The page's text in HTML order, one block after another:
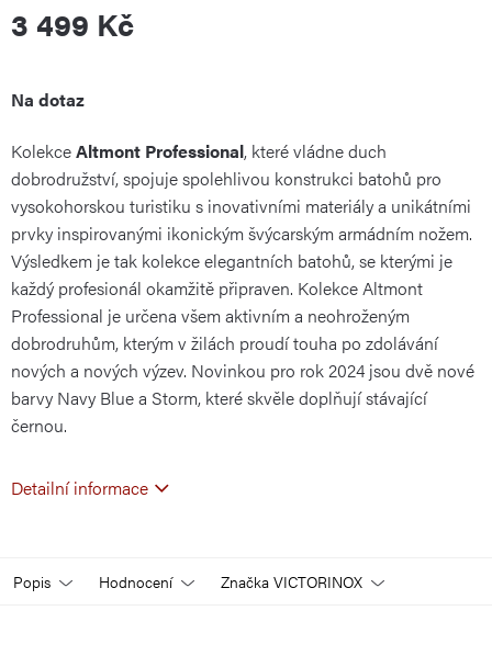
3 499 Kč
Měrná
cena:
Na dotaz
KolekceAltmont Professional, které vládne duch
dobrodružství, spojuje spolehlivou konstrukci batohů pro
vysokohorskou turistiku s inovativními materiály a unikátními
prvky inspirovanými ikonickým švýcarským armádním nožem.
Výsledkem je tak kolekce elegantních batohů, se kterými je
každý profesionál okamžitě připraven. Kolekce Altmont
Professional je určena všem aktivním a neohroženým
dobrodruhům, kterým v žilách proudí touha po zdolávání
nových a nových výzev. Novinkou pro rok 2024 jsou dvě nové
barvy Navy Blue a Storm, které skvěle doplňují stávající
černou.
Detailní informace
Popis Hodnocení Značka VICTORINOX